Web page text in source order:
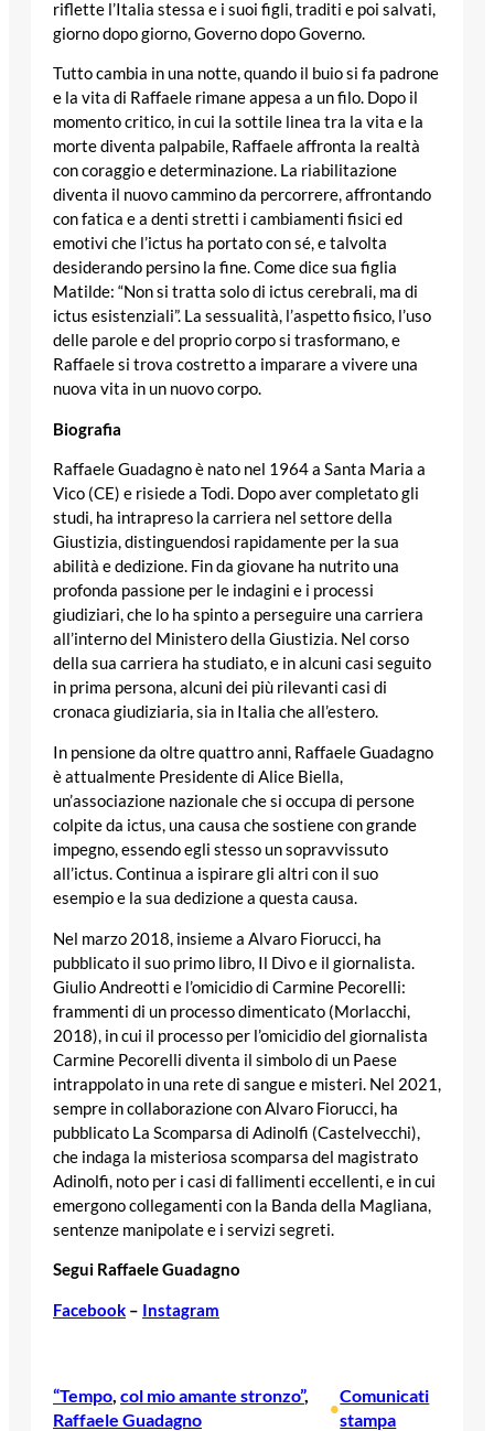
riflette l’Italia stessa e i suoi figli, traditi e poi salvati,
giorno dopo giorno, Governo dopo Governo.
Tutto cambia in una notte, quando il buio si fa padrone
e la vita di Raffaele rimane appesa a un filo. Dopo il
momento critico, in cui la sottile linea tra la vita e la
morte diventa palpabile, Raffaele affronta la realtà
con coraggio e determinazione. La riabilitazione
diventa il nuovo cammino da percorrere, affrontando
con fatica e a denti stretti i cambiamenti fisici ed
emotivi che l’ictus ha portato con sé, e talvolta
desiderando persino la fine. Come dice sua figlia
Matilde: “Non si tratta solo di ictus cerebrali, ma di
ictus esistenziali”. La sessualità, l’aspetto fisico, l’uso
delle parole e del proprio corpo si trasformano, e
Raffaele si trova costretto a imparare a vivere una
nuova vita in un nuovo corpo.
Biografia
Raffaele Guadagno è nato nel 1964 a Santa Maria a
Vico (CE) e risiede a Todi. Dopo aver completato gli
studi, ha intrapreso la carriera nel settore della
Giustizia, distinguendosi rapidamente per la sua
abilità e dedizione. Fin da giovane ha nutrito una
profonda passione per le indagini e i processi
giudiziari, che lo ha spinto a perseguire una carriera
all’interno del Ministero della Giustizia. Nel corso
della sua carriera ha studiato, e in alcuni casi seguito
in prima persona, alcuni dei più rilevanti casi di
cronaca giudiziaria, sia in Italia che all’estero.
In pensione da oltre quattro anni, Raffaele Guadagno
è attualmente Presidente di Alice Biella,
un’associazione nazionale che si occupa di persone
colpite da ictus, una causa che sostiene con grande
impegno, essendo egli stesso un sopravvissuto
all’ictus. Continua a ispirare gli altri con il suo
esempio e la sua dedizione a questa causa.
Nel marzo 2018, insieme a Alvaro Fiorucci, ha
pubblicato il suo primo libro, Il Divo e il giornalista.
Giulio Andreotti e l’omicidio di Carmine Pecorelli:
frammenti di un processo dimenticato (Morlacchi,
2018), in cui il processo per l’omicidio del giornalista
Carmine Pecorelli diventa il simbolo di un Paese
intrappolato in una rete di sangue e misteri. Nel 2021,
sempre in collaborazione con Alvaro Fiorucci, ha
pubblicato La Scomparsa di Adinolfi (Castelvecchi),
che indaga la misteriosa scomparsa del magistrato
Adinolfi, noto per i casi di fallimenti eccellenti, e in cui
emergono collegamenti con la Banda della Magliana,
sentenze manipolate e i servizi segreti.
Segui Raffaele Guadagno
Facebook – Instagram
“Tempo col mio amante stronzo”
Raffaele Guadagno
•
Comunicati
stampa